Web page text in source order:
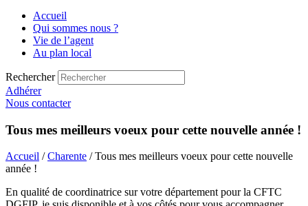
Accueil
Qui sommes nous ?
Vie de l’agent
Au plan local
Rechercher
Adhérer
Nous contacter
Tous mes meilleurs voeux pour cette nouvelle année !
Accueil /Charente / Tous mes meilleurs voeux pour cette nouvelle
année !
En qualité de coordinatrice sur votre département pour la CFTC